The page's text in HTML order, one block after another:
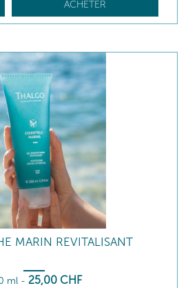
ACHETER
MARIN REVITALISANT
ml - 25,00 CHF